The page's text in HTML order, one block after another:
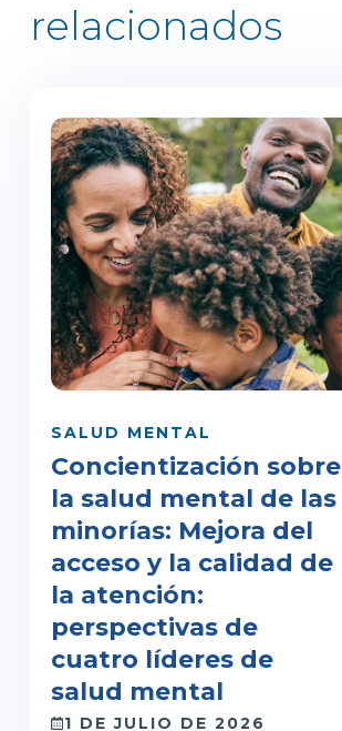
relacionados
SALUD MENTAL
Concientización sobre
la salud mental de las
minorías: Mejora del
acceso y la calidad de
la atención:
perspectivas de
cuatro líderes de
salud mental
1 DE JULIO DE 2026